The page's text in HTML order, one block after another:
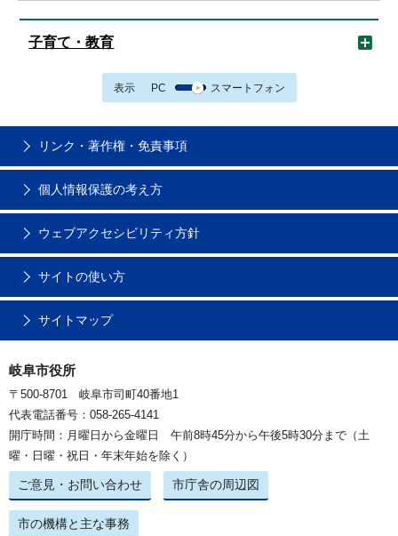
子育て・教育
表示 PC スマートフォン
リンク・著作権・免責事項
個人情報保護の考え方
ウェブアクセシビリティ方針
サイトの使い方
サイトマップ
岐阜市役所
〒500-8701 岐阜市司町40番地1
代表電話番号：058-265-4141
開庁時間：月曜日から金曜日 午前8時45分から午後5時30分まで（土
曜・日曜・祝日・年末年始を除く）
ご意見・お問い合わせ 市庁舎の周辺図
市の機構と主な事務